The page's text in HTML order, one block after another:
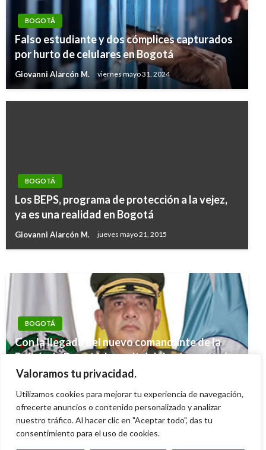
Valoramos tu privacidad.
Utilizamos cookies para mejorar tu experiencia de navegación,
ofrecerte anuncios o contenido personalizado y analizar
nuestro tráfico. Al hacer clic en "Aceptar todo", das tu
consentimiento para el uso de cookies.
BOGOTÁ
Falso estudiante y dos cómplices capturados
por hurto de celulares en Bogotá
Giovanni Alarcón M. viernes mayo 31, 2024
BOGOTÁ
Los BEPS, programa de protección a la vejez,
ya es una realidad en Bogotá
Giovanni Alarcón M. jueves mayo 21, 2015
BOGOTÁ
“La Carrera Séptima no puede estar
supeditada a la coyuntura electoral del país”:
BOGOTÁ
Con la llegada del nuevo comandante de la
Policía de Bogotá, la capital del país contará
con tres generales encargados de la
Carlos Martinez miércoles abril 21, 2021